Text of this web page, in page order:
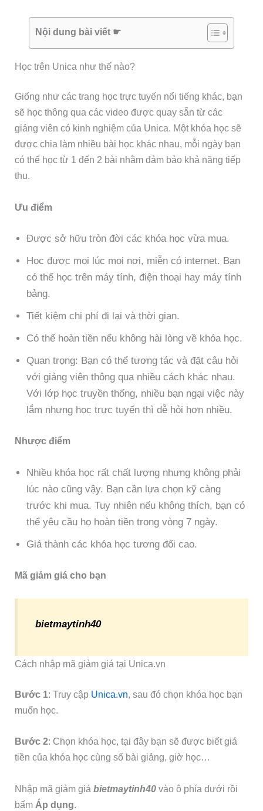
Nội dung bài viết ☛
Học trên Unica như thế nào?
Giống như các trang học trực tuyến nổi tiếng khác, bạn
sẽ học thông qua các video được quay sẵn từ các
giảng viên có kinh nghiệm của Unica. Một khóa học sẽ
được chia làm nhiều bài học khác nhau, mỗi ngày bạn
có thể học từ 1 đến 2 bài nhằm đảm bảo khả năng tiếp
thu.
Ưu điểm
Được sở hữu tròn đời các khóa học vừa mua.
Học được mọi lúc mọi nơi, miễn có internet. Bạn
có thể học trên máy tính, điện thoại hay máy tính
bảng.
Tiết kiệm chi phí đi lại và thời gian.
Có thể hoàn tiền nếu không hài lòng về khóa học.
Quan trọng: Bạn có thể tương tác và đặt câu hỏi
với giảng viên thông qua nhiều cách khác nhau.
Với lớp học truyền thống, nhiều bạn ngại việc này
lắm nhưng học trực tuyến thì dễ hỏi hơn nhiều.
Nhược điểm
Nhiều khóa học rất chất lượng nhưng không phải
lúc nào cũng vậy. Bạn cần lựa chọn kỹ càng
trước khi mua. Tuy nhiên nếu không thích, bạn có
thể yêu cầu họ hoàn tiền trong vòng 7 ngày.
Giá thành các khóa học tương đối cao.
Mã giảm giá cho bạn
bietmaytinh40
Cách nhập mã giảm giá tại Unica.vn
Bước 1: Truy cập Unica.vn, sau đó chọn khóa học bạn
muốn học.
Bước 2: Chọn khóa học, tại đây bạn sẽ được biết giá
tiền của khóa học cùng số bài giảng, giờ học…
Nhập mã giảm giábietmaytinh40vào ô phía dưới rồi
bấm Áp dụng